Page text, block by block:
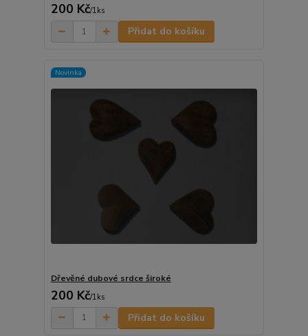
200 Kč/1ks
Přidat do košíku
Novinka
Dřevěné dubové srdce široké
200 Kč/1ks
Přidat do košíku